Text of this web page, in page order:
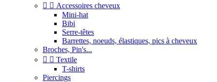
  Accessoires cheveux
Mini-hat
Bibi
Serre-têtes
Barrettes, noeuds, élastiques, pics à cheveux
Broches, Pin's...
  Textile
T-shirts
Piercings